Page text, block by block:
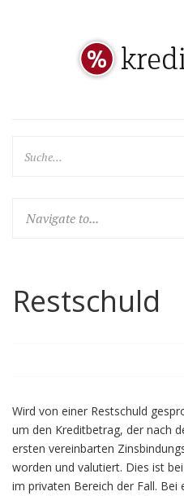
Restschuld
Wird von einer Restschuld
um den Kreditbetrag, der nach
ersten vereinbarten
worden und valutiert. Dies ist
im privaten Bereich der Fall. Bei